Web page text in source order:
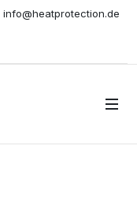
info@heatprotection.de